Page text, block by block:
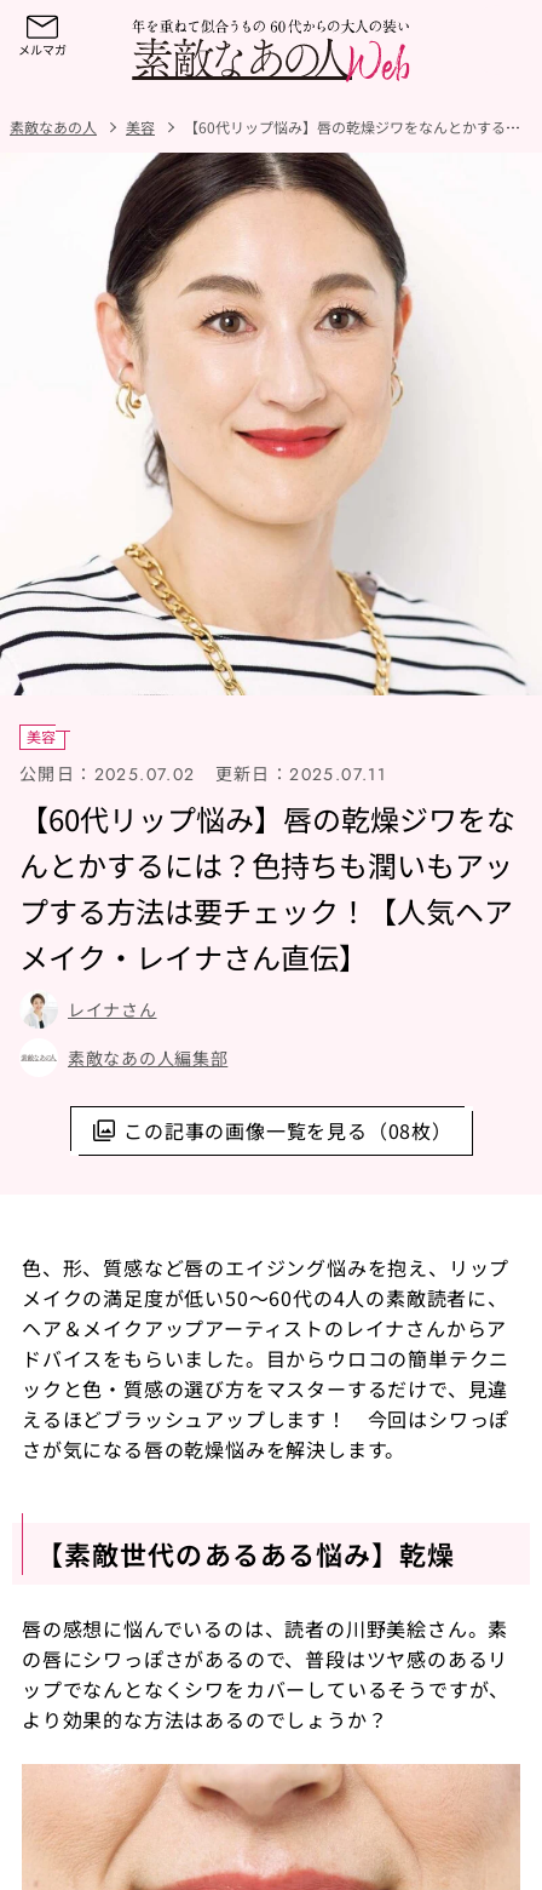
素敵なあの人 美容 【60代リップ悩み】唇の乾燥ジワをなんとかするには？色持ちも潤いもアップする方法は要チェック！【人気ヘアメイク・レイナさん直伝】
この記事の画像一覧を見る（08枚）
美容
公開日： 2025.07.02 更新日： 2025.07.11
【60代リップ悩み】唇の乾燥ジワをな
んとかするには？色持ちも潤いもアッ
プする方法は要チェック！【人気ヘア
メイク・レイナさん直伝】
レイナさん
素敵なあの人編集部
色、形、質感など唇のエイジング悩みを抱え、リップ
メイクの満足度が低い50〜60代の4人の素敵読者に、
ヘア＆メイクアップアーティストのレイナさんからア
ドバイスをもらいました。目からウロコの簡単テクニ
ックと色・質感の選び方をマスターするだけで、見違
えるほどブラッシュアップします！ 今回はシワっぽ
さが気になる唇の乾燥悩みを解決します。
【素敵世代のあるある悩み】乾燥
唇の感想に悩んでいるのは、読者の川野美絵さん。素
の唇にシワっぽさがあるので、普段はツヤ感のあるリ
ップでなんとなくシワをカバーしているそうですが、
より効果的な方法はあるのでしょうか？